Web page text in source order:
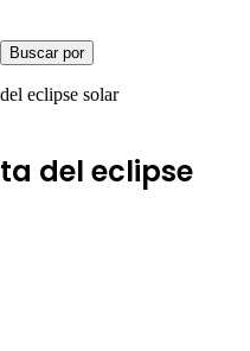
Buscar por
eclipse solar
del eclipse